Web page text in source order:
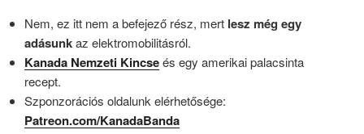
Nem, ez itt nem a befejező rész, mert lesz még egy
adásunkaz elektromobilitásról.
Kanada Nemzeti Kincseés egy amerikai palacsinta
recept.
Szponzorációs oldalunk elérhetősége:
Patreon.com/KanadaBanda